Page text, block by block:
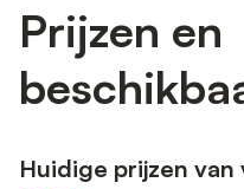
Prijzen en
Huidige prijzen